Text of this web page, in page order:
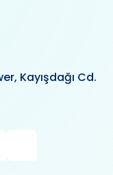
Kayışdağı Cd.